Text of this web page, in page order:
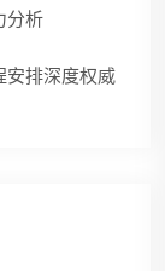
分析
安排深度权威